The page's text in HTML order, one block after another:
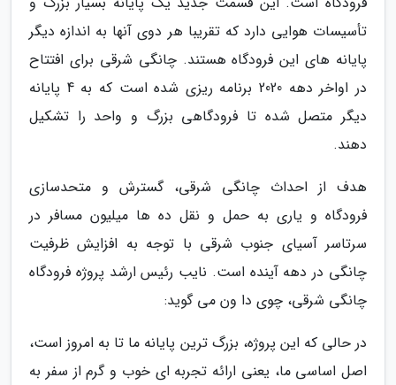
تأسیسات هوایی دارد که تقریبا هر دوی آنها به اندازه دیگر
پایانه های این فرودگاه هستند. چانگی شرقی برای افتتاح
در اواخر دهه 2020 برنامه ریزی شده است که به 4 پایانه
دیگر متصل شده تا فرودگاهی بزرگ و واحد را تشکیل
دهند.
هدف از احداث چانگی شرقی، گسترش و متحدسازی
فرودگاه و یاری به حمل و نقل ده ها میلیون مسافر در
سرتاسر آسیای جنوب شرقی با توجه به افزایش ظرفیت
چانگی در دهه آینده است. نایب رئیس ارشد پروژه فرودگاه
چانگی شرقی، چوی دا ون می گوید:
در حالی که این پروژه، بزرگ ترین پایانه ما تا به امروز است،
اصل اساسی ما، یعنی ارائه تجربه ای خوب و گرم از سفر به